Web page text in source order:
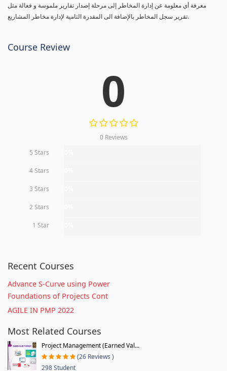
معرفة أي معلومة عن إدارة المخاطر إلى مرحلة إصدار تقارير ملموسة و فعالة مثل
تقرير سجل المخاطر بالإضافة الى المقدرة التامية لإدارة مخاطر المشاريع.
Course Review
0
0 Reviews
5 Stars
4 Stars
3 Stars
2 Stars
1 Star
Recent Courses
Advance S-Curve using Power
Foundations of Projects Cont
AGILE IN PMP 2022
Most Related Courses
Project Management (Earned Val...
(26 Reviews )
298 Student